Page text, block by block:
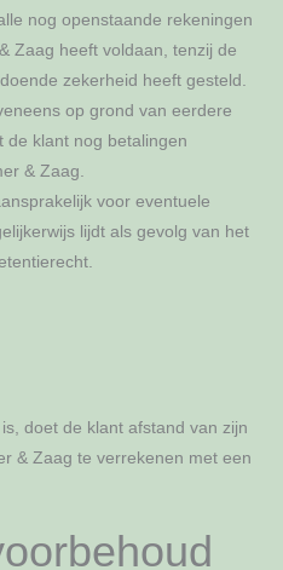
nog openstaande rekeningen
Zaag heeft voldaan, tenzij de
zekerheid heeft gesteld.
op grond van eerdere
de klant nog betalingen
& Zaag.
voor eventuele
lijdt als gevolg van het
doet de klant afstand van zijn
& Zaag te verrekenen met een